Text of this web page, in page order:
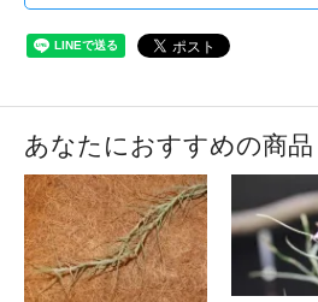
あなたにおすすめの商品